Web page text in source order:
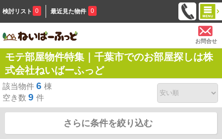
検討リスト 0 最近見た物件 0
お問合せ
モテ部屋物件特集｜千葉市でのお部屋探しは株
式会社ねいばーふっど
該当物件 6 棟
空き数 9 件
さらに条件を絞り込む